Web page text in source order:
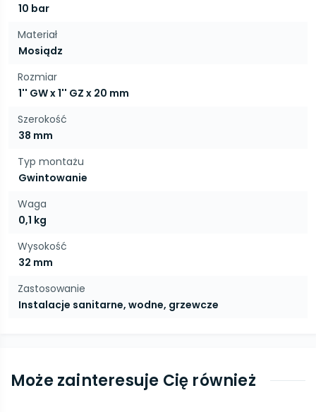
10 bar
Materiał
Mosiądz
Rozmiar
1'' GW x 1'' GZ x 20 mm
Szerokość
38 mm
Typ montażu
Gwintowanie
Waga
0,1 kg
Wysokość
32 mm
Zastosowanie
Instalacje sanitarne, wodne, grzewcze
Może zainteresuje Cię również